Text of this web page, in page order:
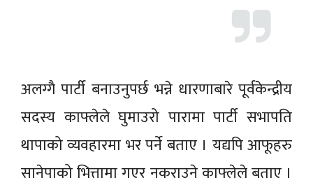
अलग्गै पार्टी बनाउनुपर्छ भन्ने धारणाबारे पूर्वकेन्द्रीय
सदस्य काफ्लेले घुमाउरो पारामा पार्टी सभापति
थापाको व्यवहारमा भर पर्ने बताए । यद्यपि आफूहरु
सानेपाको भित्तामा गएर नकराउने काफ्लेले बताए ।